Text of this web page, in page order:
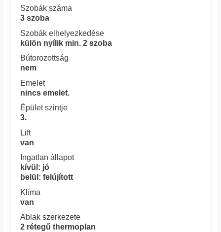
Szobák száma
3 szoba
Szobák elhelyezkedése
külön nyílik min. 2 szoba
Bútorozottság
nem
Emelet
nincs emelet.
Épület szintje
3.
Lift
van
Ingatlan állapot
kívül: jó
belül: felújított
Klíma
van
Ablak szerkezete
2 rétegű thermoplan